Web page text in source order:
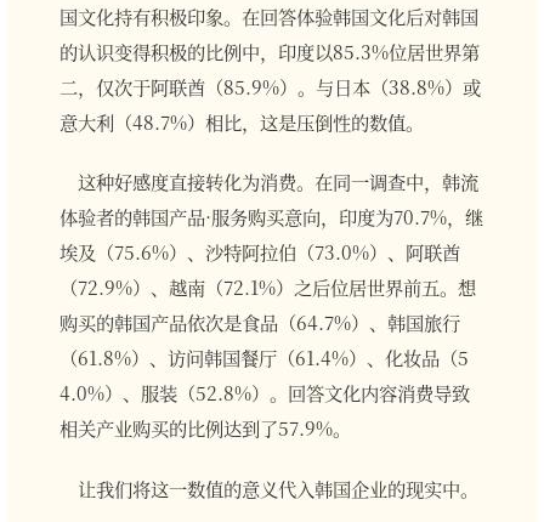
国文化持有积极印象。在回答体验韩国文化后对韩国
的认识变得积极的比例中，印度以85.3%位居世界第
二，仅次于阿联酋（85.9%）。与日本（38.8%）或
意大利（48.7%）相比，这是压倒性的数值。
这种好感度直接转化为消费。在同一调查中，韩流
体验者的韩国产品·服务购买意向，印度为70.7%，继
埃及（75.6%）、沙特阿拉伯（73.0%）、阿联酋
（72.9%）、越南（72.1%）之后位居世界前五。想
购买的韩国产品依次是食品（64.7%）、韩国旅行
（61.8%）、访问韩国餐厅（61.4%）、化妆品（5
4.0%）、服装（52.8%）。回答文化内容消费导致
相关产业购买的比例达到了57.9%。
让我们将这一数值的意义代入韩国企业的现实中。